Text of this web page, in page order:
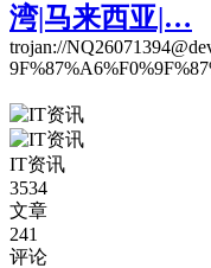
湾|马来西亚|…
trojan://
IT资讯
3534
文章
241
评论